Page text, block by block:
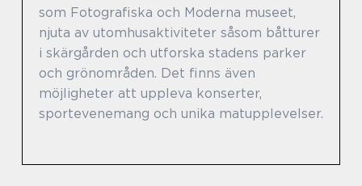
som Fotografiska och Moderna museet,
njuta av utomhusaktiviteter såsom båtturer
i skärgården och utforska stadens parker
och grönområden. Det finns även
möjligheter att uppleva konserter,
sportevenemang och unika matupplevelser.